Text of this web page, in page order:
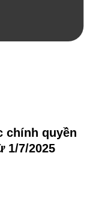
chính quyền
1/7/2025